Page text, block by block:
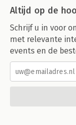
Altijd op de
Schrijf u in voor
met relevante
events en de